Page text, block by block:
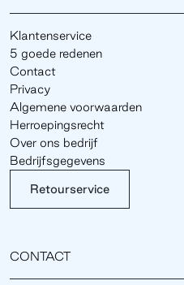
Klantenservice
5 goede redenen
Contact
Privacy
Algemene voorwaarden
Herroepingsrecht
Over ons bedrijf
Bedrijfsgegevens
Retourservice
CONTACT